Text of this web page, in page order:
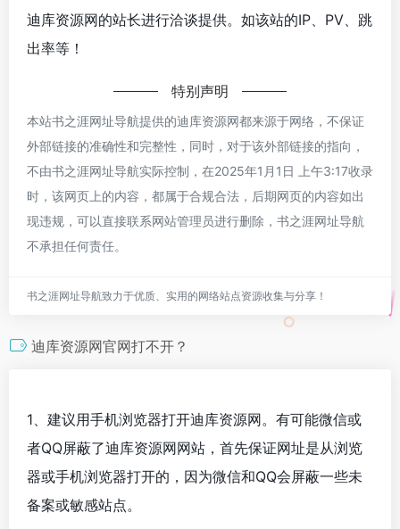
迪库资源网的站长进行洽谈提供。如该站的IP、PV、跳
出率等！
特别声明
本站书之涯网址导航提供的迪库资源网都来源于网络，不保证
外部链接的准确性和完整性，同时，对于该外部链接的指向，
不由书之涯网址导航实际控制，在2025年1月1日 上午3:17收录
时，该网页上的内容，都属于合规合法，后期网页的内容如出
现违规，可以直接联系网站管理员进行删除，书之涯网址导航
不承担任何责任。
书之涯网址导航致力于优质、实用的网络站点资源收集与分享！
迪库资源网官网打不开？
1、建议用手机浏览器打开迪库资源网。有可能微信或
者QQ屏蔽了迪库资源网网站，首先保证网址是从浏览
器或手机浏览器打开的，因为微信和QQ会屏蔽一些未
备案或敏感站点。